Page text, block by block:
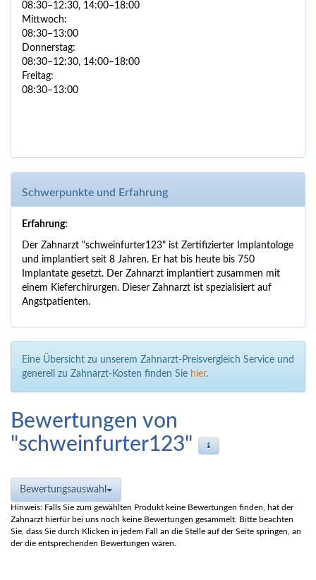
08:30–12:30, 14:00–18:00
Mittwoch:
08:30–13:00
Donnerstag:
08:30–12:30, 14:00–18:00
Freitag:
08:30–13:00
Schwerpunkte und Erfahrung
Erfahrung:
Der Zahnarzt "schweinfurter123" ist Zertifizierter Implantologe
und implantiert seit 8 Jahren. Er hat bis heute bis 750
Implantate gesetzt. Der Zahnarzt implantiert zusammen mit
einem Kieferchirurgen. Dieser Zahnarzt ist spezialisiert auf
Angstpatienten.
Eine Übersicht zu unserem Zahnarzt-Preisvergleich Service und
generell zu Zahnarzt-Kosten finden Sie hier.
Bewertungen von
"schweinfurter123"
Bewertungsauswahl
Hinweis: Falls Sie zum gewählten Produkt keine Bewertungen finden, hat der
Zahnarzt hierfür bei uns noch keine Bewertungen gesammelt. Bitte beachten
Sie, dass Sie durch Klicken in jedem Fall an die Stelle auf der Seite springen, an
der die entsprechenden Bewertungen wären.